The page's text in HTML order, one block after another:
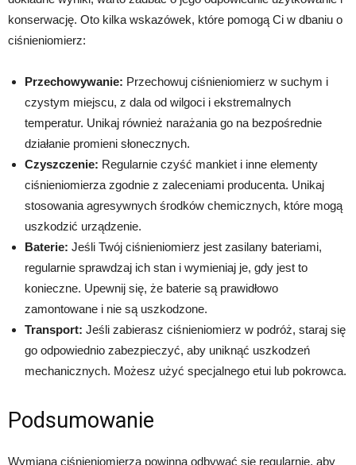
konserwację. Oto kilka wskazówek, które pomogą Ci w dbaniu o
ciśnieniomierz:
Przechowywanie: Przechowuj ciśnieniomierz w suchym i
czystym miejscu, z dala od wilgoci i ekstremalnych
temperatur. Unikaj również narażania go na bezpośrednie
działanie promieni słonecznych.
Czyszczenie: Regularnie czyść mankiet i inne elementy
ciśnieniomierza zgodnie z zaleceniami producenta. Unikaj
stosowania agresywnych środków chemicznych, które mogą
uszkodzić urządzenie.
Baterie: Jeśli Twój ciśnieniomierz jest zasilany bateriami,
regularnie sprawdzaj ich stan i wymieniaj je, gdy jest to
konieczne. Upewnij się, że baterie są prawidłowo
zamontowane i nie są uszkodzone.
Transport: Jeśli zabierasz ciśnieniomierz w podróż, staraj się
go odpowiednio zabezpieczyć, aby uniknąć uszkodzeń
mechanicznych. Możesz użyć specjalnego etui lub pokrowca.
Podsumowanie
Wymiana ciśnieniomierza powinna odbywać się regularnie, aby